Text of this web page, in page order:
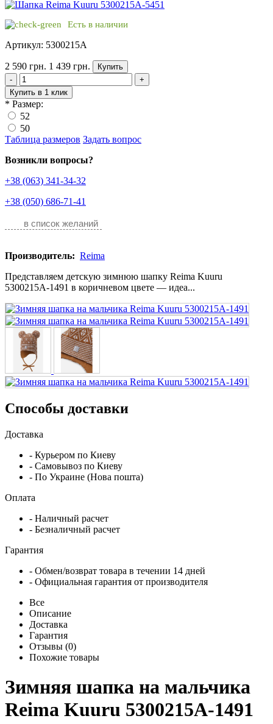
Есть в наличии
Артикул: 5300215A
2 590 грн. 1 439 грн.
Купить
-
+
Купить в 1 клик
* Размер:
52
50
Таблица размеров Задать вопрос
Возникли вопросы?
+38 (063) 341-34-32
+38 (050) 686-71-41
в список желаний
Производитель: Reima
Представляем детскую зимнюю шапку Reima Kuuru
5300215A-1491 в коричневом цвете — идеа...
Способы доставки
Доставка
- Курьером по Киеву
- Самовывоз по Киеву
- По Украине (Нова пошта)
Оплата
- Наличный расчет
- Безналичный расчет
Гарантия
- Обмен/возврат товара в течении 14 дней
- Официальная гарантия от производителя
Все
Описание
Доставка
Гарантия
Отзывы (0)
Похожие товары
Зимняя шапка на мальчика
Reima Kuuru 5300215A-1491